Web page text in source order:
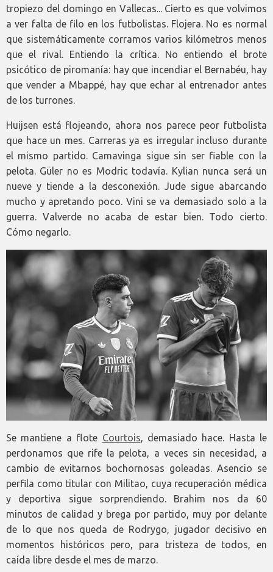
tropiezo del domingo en Vallecas... Cierto es que volvimos
a ver falta de filo en los futbolistas. Flojera. No es normal
que sistemáticamente corramos varios kilómetros menos
que el rival. Entiendo la crítica. No entiendo el brote
psicótico de piromanía: hay que incendiar el Bernabéu, hay
que vender a Mbappé, hay que echar al entrenador antes
de los turrones.
Huijsen está flojeando, ahora nos parece peor futbolista
que hace un mes. Carreras ya es irregular incluso durante
el mismo partido. Camavinga sigue sin ser fiable con la
pelota. Güler no es Modric todavía. Kylian nunca será un
nueve y tiende a la desconexión. Jude sigue abarcando
mucho y apretando poco. Vini se va demasiado solo a la
guerra. Valverde no acaba de estar bien. Todo cierto.
Cómo negarlo.
Se mantiene a flote Courtois, demasiado hace. Hasta le
perdonamos que rife la pelota, a veces sin necesidad, a
cambio de evitarnos bochornosas goleadas. Asencio se
perfila como titular con Militao, cuya recuperación médica
y deportiva sigue sorprendiendo. Brahim nos da 60
minutos de calidad y brega por partido, muy por delante
de lo que nos queda de Rodrygo, jugador decisivo en
momentos históricos pero, para tristeza de todos, en
caída libre desde el mes de marzo.